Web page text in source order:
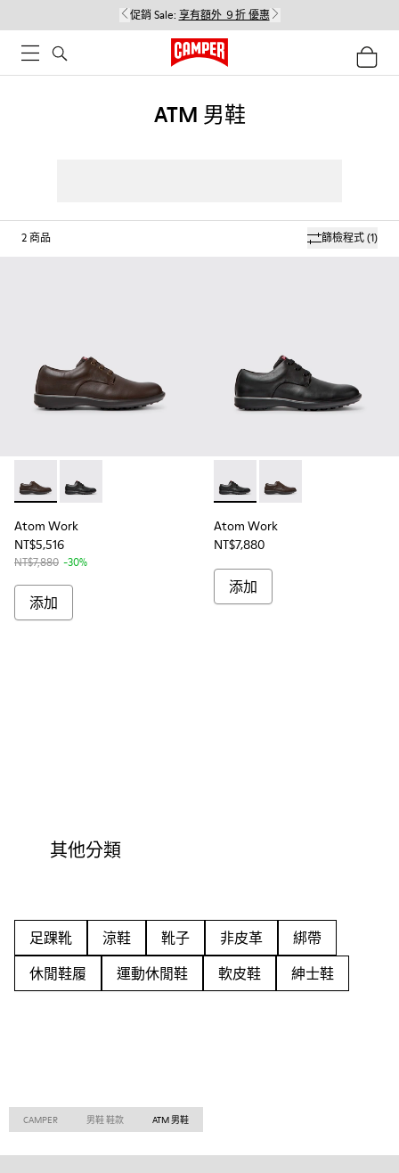
促銷 Sale: 享有額外 ９折 優惠
ATM 男鞋
篩檢程式(1)
2商品
Atom Work - 18637-036 - 男士棕色皮鞋
Atom Work - 18637-035 - 男士黑色皮鞋
Atom Work
NT$5,516
NT$7,880 -30%
添加
Atom Work - 18637-035 - 男
Atom Work - 18637-
Atom Work
NT$7,880
添加
其他分類
足踝靴 涼鞋 靴子 非皮革
綁帶
休閒鞋履
運動休閒鞋 軟皮鞋 紳士鞋
CAMPER 男鞋 鞋款 ATM 男鞋